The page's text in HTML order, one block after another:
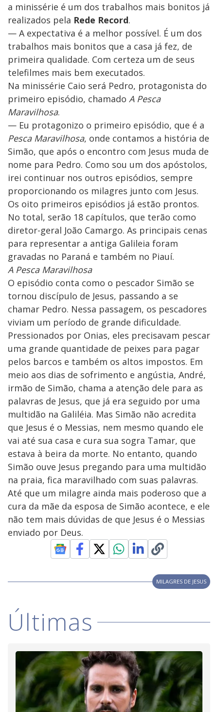
a minissérie é um dos trabalhos mais bonitos já
realizados pela Rede Record.
— A expectativa é a melhor possível. É um dos
trabalhos mais bonitos que a casa já fez, de
primeira qualidade. Com certeza um de seus
telefilmes mais bem executados.
Na minissérie Caio será Pedro, protagonista do
primeiro episódio, chamado A Pesca
Maravilhosa.
— Eu protagonizo o primeiro episódio, que é a
Pesca Maravilhosa, onde contamos a história de
Simão, que após o encontro com Jesus muda de
nome para Pedro. Como sou um dos apóstolos,
irei continuar nos outros episódios, sempre
proporcionando os milagres junto com Jesus.
Os oito primeiros episódios já estão prontos.
No total, serão 18 capítulos, que terão como
diretor-geral João Camargo. As principais cenas
para representar a antiga Galileia foram
gravadas no Paraná e também no Piauí.
A Pesca Maravilhosa
O episódio conta como o pescador Simão se
tornou discípulo de Jesus, passando a se
chamar Pedro. Nessa passagem, os pescadores
viviam um período de grande dificuldade.
Pressionados por Onias, eles precisavam pescar
uma grande quantidade de peixes para pagar
pelos barcos e também os altos impostos. Em
meio aos dias de sofrimento e angústia, André,
irmão de Simão, chama a atenção dele para as
palavras de Jesus, que já era seguido por uma
multidão na Galiléia. Mas Simão não acredita
que Jesus é o Messias, nem mesmo quando ele
vai até sua casa e cura sua sogra Tamar, que
estava à beira da morte. No entanto, quando
Simão ouve Jesus pregando para uma multidão
na praia, fica maravilhado com suas palavras.
Até que um milagre ainda mais poderoso que a
cura da mãe da esposa de Simão acontece, e ele
não tem mais dúvidas de que Jesus é o Messias
enviado por Deus.
MILAGRES DE JESUS
Últimas